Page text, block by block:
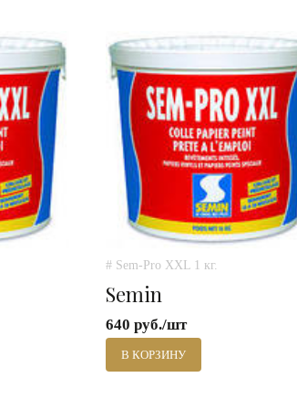
# Sem-Pro XXL 1 кг.
Semin
640 руб./шт
В КОРЗИНУ